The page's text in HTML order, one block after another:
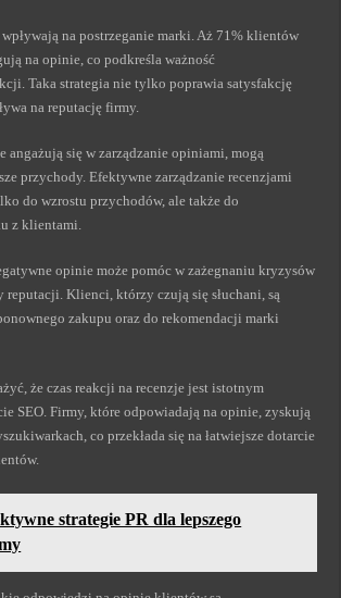
na postrzeganie marki. Aż 71% klientów
na opinie, co podkreśla ważność
Taka strategia nie tylko poprawia satysfakcję
na reputację firmy.
angażują się w zarządzanie opiniami, mogą
przychody. Efektywne zarządzanie recenzjami
do wzrostu przychodów, ale także do
z klientami.
opinie może pomóc w zażegnaniu kryzysów
reputacji. Klienci, którzy czują się słuchani, są
zakupu oraz do rekomendacji marki
że czas reakcji na recenzje jest istotnym
SEO. Firmy, które odpowiadają na opinie, zyskują
co przekłada się na łatwiejsze dotarcie
strategie PR dla lepszego